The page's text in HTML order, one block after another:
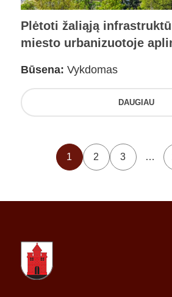
Plėtoti žaliąją
miesto urbanizuotoje
Būsena: Vykdomas
DAUGIAU
1 2 3 …